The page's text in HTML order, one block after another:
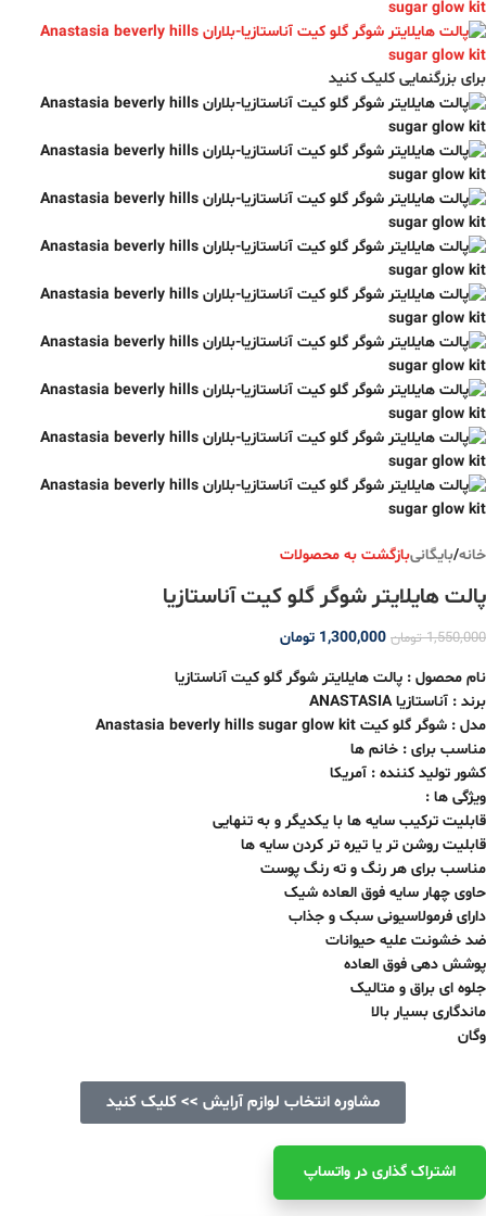
برای بزرگنمایی کلیک کنید
خانه/بایگانیبازگشت به محصولات
پالت هایلایتر شوگر گلو کیت آناستازیا
1,550,000 تومان 1,300,000 تومان
نام محصول : پالت هایلایتر شوگر گلو کیت آناستازیا
برند : آناستازیا ANASTASIA
مدل : شوگر گلو کیت Anastasia beverly hills sugar glow kit
مناسب برای : خانم ها
کشور تولید کننده : آمریکا
ویژگی ها :
قابلیت ترکیب سایه ها با یکدیگر و به تنهایی
قابلیت روشن تر یا تیره تر کردن سایه ها
مناسب برای هر رنگ و ته رنگ پوست
حاوی چهار سایه فوق العاده شیک
دارای فرمولاسیونی سبک و جذاب
ضد خشونت علیه حیوانات
پوشش دهی فوق العاده
جلوه ای براق و متالیک
ماندگاری بسیار بالا
وگان
مشاوره انتخاب لوازم آرایش >> کلیک کنید
اشتراک ‌گذاری در واتساپ